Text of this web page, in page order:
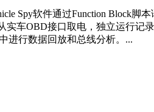
Spy软件通过Function Block
实车OBD接口取电，独立运行
进行数据回放和总线分析。...